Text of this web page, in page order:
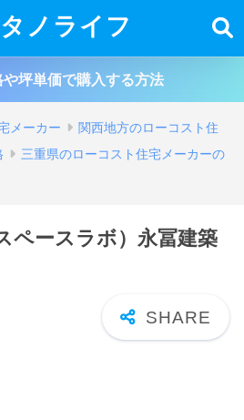
タノライフ
坪単価で購入する方法
メーカー
関西地方のローコスト住
三重県のローコスト住宅メーカーの
ースラボ）永冨建築